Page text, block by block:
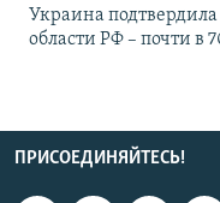
Украина
области РФ – почти в
ПРИСОЕДИНЯЙТЕСЬ!